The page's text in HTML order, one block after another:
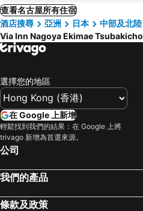
查看名古屋所有住宿
酒店搜尋
亞洲 日本 中部及北陸
Via Inn Nagoya Ekimae Tsubakicho
選擇您的地區
在 Google 上新增
輕鬆找到我們的結果：在 Google 上將
trivago 新增為首選來源。
公司
我們的產品
條款及政策